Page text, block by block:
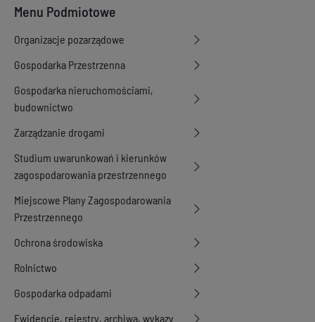
Menu Podmiotowe
Organizacje pozarządowe
Gospodarka Przestrzenna
Gospodarka nieruchomościami,
budownictwo
Zarządzanie drogami
Studium uwarunkowań i kierunków
zagospodarowania przestrzennego
Miejscowe Plany Zagospodarowania
Przestrzennego
Ochrona środowiska
Rolnictwo
Gospodarka odpadami
Ewidencje, rejestry, archiwa, wykazy